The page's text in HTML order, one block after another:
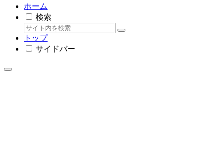
ホーム
検索
トップ
サイドバー